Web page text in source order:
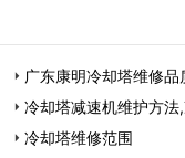
广东康明冷却塔维修
冷却塔减速机维护方
冷却塔维修范围